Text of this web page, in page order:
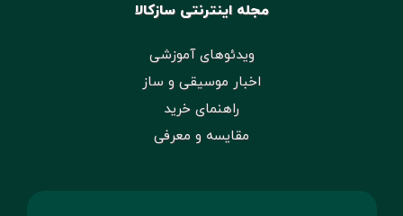
مجله اینترنتی سازکالا
ویدئوهای آموزشی
اخبار موسیقی و ساز
راهنمای خرید
مقایسه و معرفی